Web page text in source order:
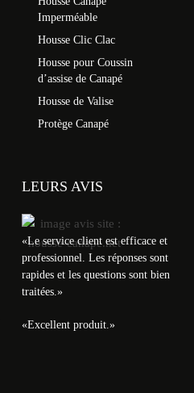
Imperméable
Housse Clic Clac
Housse pour Coussin
d’assise de Canapé
Housse de Valise
Protège Canapé
LEURS AVIS
«Le service client est efficace et
professionnel. Les réponses sont
rapides et les questions sont bien
traitées.»
«Excellent produit.»